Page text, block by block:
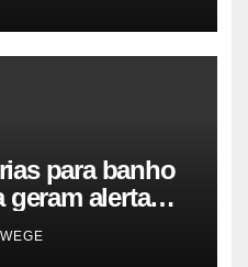
para banho
alerta
pública